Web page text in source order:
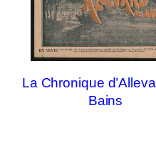
La Chronique
Bains